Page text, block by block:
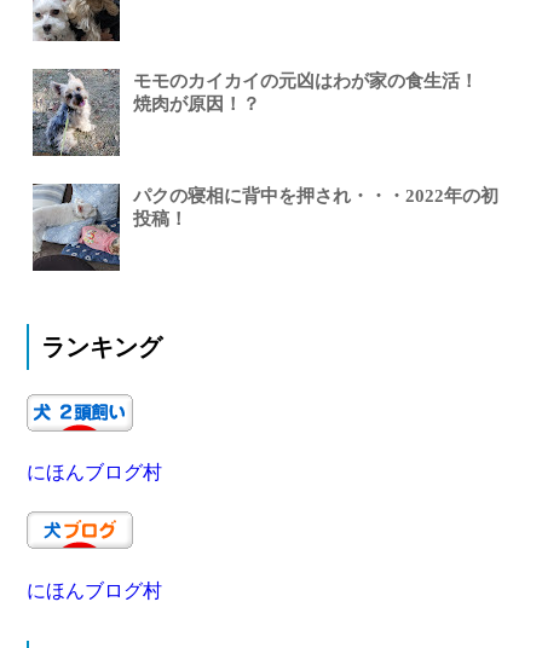
モモのカイカイの元凶はわが家の食生活！
焼肉が原因！？
パクの寝相に背中を押され・・・2022年の初
投稿！
ランキング
にほんブログ村
にほんブログ村